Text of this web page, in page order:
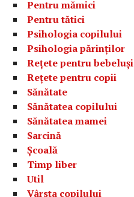
Pentru mămici
Pentru tătici
Psihologia copilului
Psihologia părinților
Rețete pentru bebeluși
Rețete pentru copii
Sănătate
Sănătatea copilului
Sănătatea mamei
Sarcină
Școală
Timp liber
Util
Vârsta copilului